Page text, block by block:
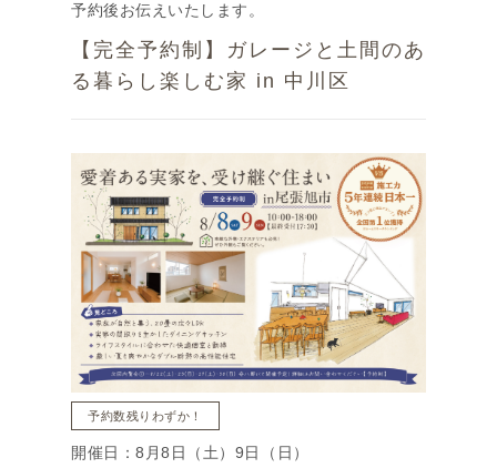
予約後お伝えいたします。
【完全予約制】ガレージと土間のあ
る暮らし楽しむ家 in 中川区
予約数残りわずか！
開催日：8月8日（土）9日（日）